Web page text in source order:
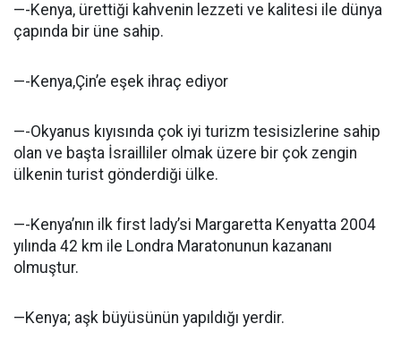
—-Kenya, ürettiği kahvenin lezzeti ve kalitesi ile dünya
çapında bir üne sahip.
—-Kenya,Çin’e eşek ihraç ediyor
—-Okyanus kıyısında çok iyi turizm tesisizlerine sahip
olan ve başta İsrailliler olmak üzere bir çok zengin
ülkenin turist gönderdiği ülke.
—-Kenya’nın ilk first lady’si Margaretta Kenyatta 2004
yılında 42 km ile Londra Maratonunun kazananı
olmuştur.
—Kenya; aşk büyüsünün yapıldığı yerdir.